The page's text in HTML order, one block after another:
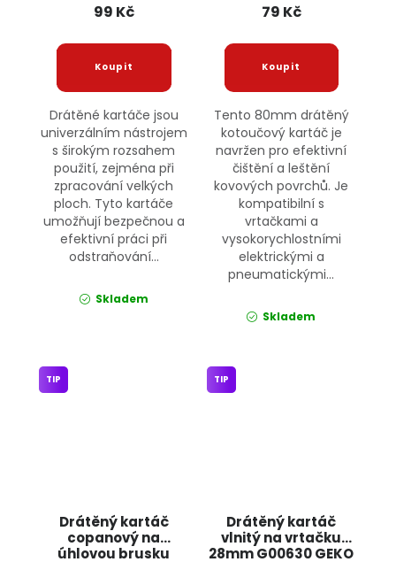
99 Kč
Drátěné kartáče jsou
univerzálním nástrojem
s širokým rozsahem
použití, zejména při
zpracování velkých
ploch. Tyto kartáče
umožňují bezpečnou a
efektivní práci při
odstraňování...
Skladem
79 Kč
Tento 80mm drátěný
kotoučový kartáč je
navržen pro efektivní
čištění a leštění
kovových povrchů. Je
kompatibilní s
vrtačkami a
vysokorychlostními
elektrickými a
pneumatickými...
Skladem
Drátěný kartáč
copanový na
úhlovou brusku
TIP
Drátěný kartáč
vlnitý na vrtačku
28mm G00630 GEKO
TIP